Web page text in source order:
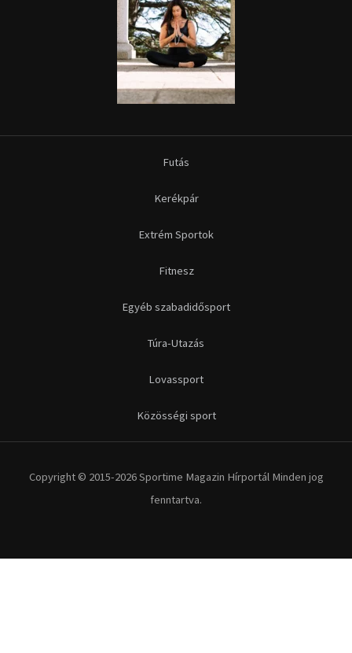
Futás
Kerékpár
Extrém Sportok
Fitnesz
Egyéb szabadidősport
Túra-Utazás
Lovassport
Közösségi sport
Copyright © 2015-2026 Sportime Magazin Hírportál Minden jog
fenntartva.